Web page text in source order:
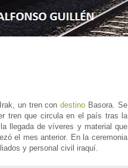
un tren condestino Basora. Se
tren que circula en el país tras la
llegada de víveres y material que
el mes anterior. En la ceremonia
y personal civil iraquí.